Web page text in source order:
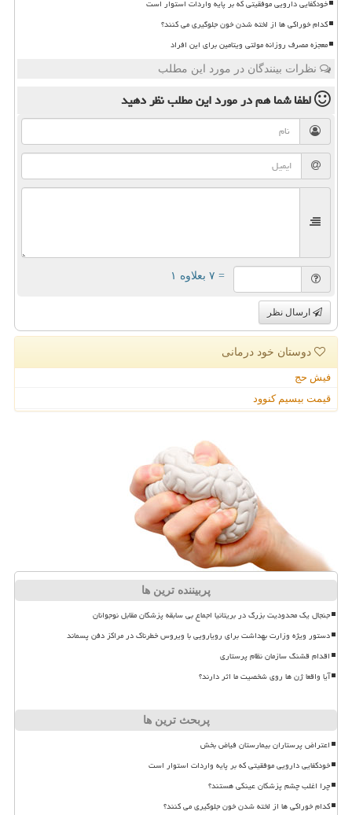
خودکفایی دارویی موفقیتی که بر پایه واردات استوار است
کدام خوراکی ها از لخته شدن خون جلوگیری می کنند؟
معجزه مصرف روزانه مولتی ویتامین برای این افراد
نظرات بینندگان در مورد این مطلب
لطفا شما همدر مورد این مطلبنظر دهید
= ۷ بعلاوه ۱
ارسال نظر
دوستان خود درمانی
فیش حج
قیمت بیسیم کنوود
پربیننده ترین ها
جنجال یک محدودیت بزرگ در بریتانیا اجماع بی سابقه پزشکان مقابل نوجوانان
دستور ویژه وزارت بهداشت برای رویارویی با ویروس خطرناک در مراکز دفن پسماند
اقدام قشنگ سازمان نظام پرستاری
آیا واقعا ژن ها روی شخصیت ما اثر دارند؟
پربحث ترین ها
اعتراض پرستاران بیمارستان فیاض بخش
خودکفایی دارویی موفقیتی که بر پایه واردات استوار است
چرا اغلب چشم پزشکان عینکی هستند؟
کدام خوراکی ها از لخته شدن خون جلوگیری می کنند؟